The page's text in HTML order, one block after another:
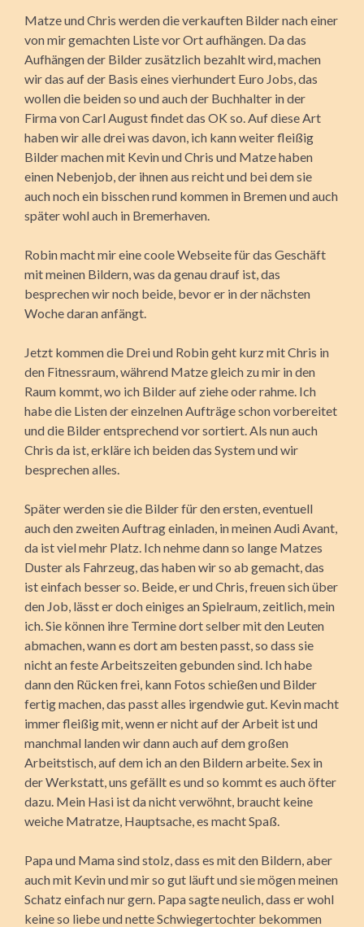
Matze und Chris werden die verkauften Bilder nach einer
von mir gemachten Liste vor Ort aufhängen. Da das
Aufhängen der Bilder zusätzlich bezahlt wird, machen
wir das auf der Basis eines vierhundert Euro Jobs, das
wollen die beiden so und auch der Buchhalter in der
Firma von Carl August findet das OK so. Auf diese Art
haben wir alle drei was davon, ich kann weiter fleißig
Bilder machen mit Kevin und Chris und Matze haben
einen Nebenjob, der ihnen aus reicht und bei dem sie
auch noch ein bisschen rund kommen in Bremen und auch
später wohl auch in Bremerhaven.
Robin macht mir eine coole Webseite für das Geschäft
mit meinen Bildern, was da genau drauf ist, das
besprechen wir noch beide, bevor er in der nächsten
Woche daran anfängt.
Jetzt kommen die Drei und Robin geht kurz mit Chris in
den Fitnessraum, während Matze gleich zu mir in den
Raum kommt, wo ich Bilder auf ziehe oder rahme. Ich
habe die Listen der einzelnen Aufträge schon vorbereitet
und die Bilder entsprechend vor sortiert. Als nun auch
Chris da ist, erkläre ich beiden das System und wir
besprechen alles.
Später werden sie die Bilder für den ersten, eventuell
auch den zweiten Auftrag einladen, in meinen Audi Avant,
da ist viel mehr Platz. Ich nehme dann so lange Matzes
Duster als Fahrzeug, das haben wir so ab gemacht, das
ist einfach besser so. Beide, er und Chris, freuen sich über
den Job, lässt er doch einiges an Spielraum, zeitlich, mein
ich. Sie können ihre Termine dort selber mit den Leuten
abmachen, wann es dort am besten passt, so dass sie
nicht an feste Arbeitszeiten gebunden sind. Ich habe
dann den Rücken frei, kann Fotos schießen und Bilder
fertig machen, das passt alles irgendwie gut. Kevin macht
immer fleißig mit, wenn er nicht auf der Arbeit ist und
manchmal landen wir dann auch auf dem großen
Arbeitstisch, auf dem ich an den Bildern arbeite. Sex in
der Werkstatt, uns gefällt es und so kommt es auch öfter
dazu. Mein Hasi ist da nicht verwöhnt, braucht keine
weiche Matratze, Hauptsache, es macht Spaß.
Papa und Mama sind stolz, dass es mit den Bildern, aber
auch mit Kevin und mir so gut läuft und sie mögen meinen
Schatz einfach nur gern. Papa sagte neulich, dass er wohl
keine so liebe und nette Schwiegertochter bekommen